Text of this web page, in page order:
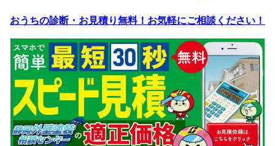
おうちの診断・お見積り無料！お気軽にご相談ください！